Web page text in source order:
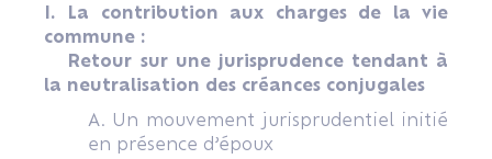
I. La contribution aux charges de la vie
commune :
Retour sur une jurisprudence tendant à
la neutralisation des créances conjugales
A. Un mouvement jurisprudentiel initié
en présence d’époux